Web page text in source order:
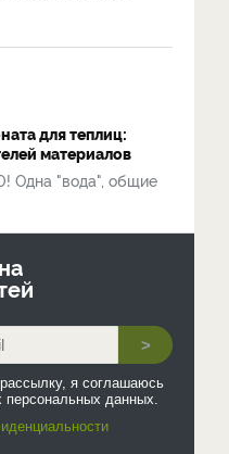
для теплиц:
материалов
Одна "вода", общие
>
я соглашаюсь
персональных данных.